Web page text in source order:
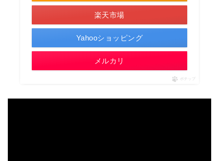
楽天市場
Yahooショッピング
メルカリ
ポチップ